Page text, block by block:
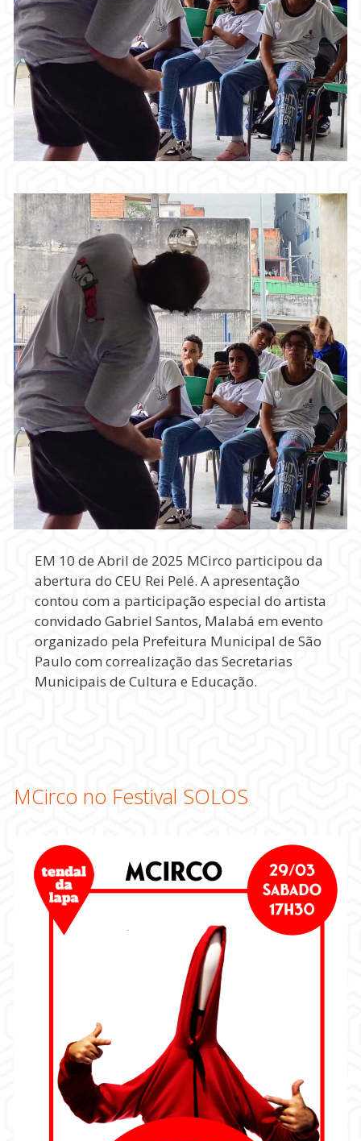
EM 10 de Abril de 2025 MCirco participou da
abertura do CEU Rei Pelé. A apresentação
contou com a participação especial do artista
convidado Gabriel Santos, Malabá em evento
organizado pela Prefeitura Municipal de São
Paulo com correalização das Secretarias
Municipais de Cultura e Educação.
MCirco no Festival SOLOS